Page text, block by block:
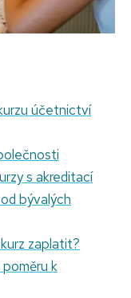
účetnictví
s akreditací
bývalých
zaplatit?
k